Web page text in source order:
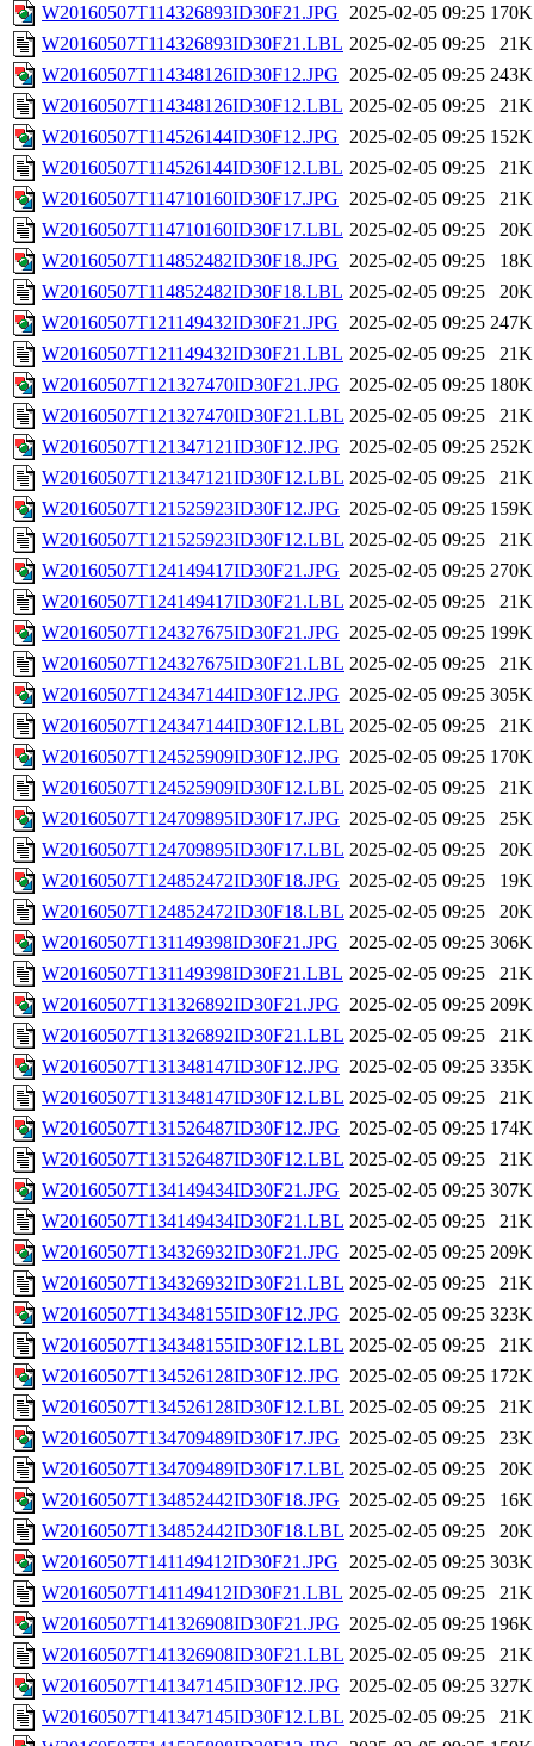
W20160507T114326893ID30F21.JPG 2025-02-05 09:25 170K
W20160507T114326893ID30F21.LBL 2025-02-05 09:25
21K
W20160507T114348126ID30F12.JPG 2025-02-05 09:25 243K
W20160507T114348126ID30F12.LBL 2025-02-05 09:25
21K
W20160507T114526144ID30F12.JPG 2025-02-05 09:25 152K
W20160507T114526144ID30F12.LBL 2025-02-05 09:25
21K
W20160507T114710160ID30F17.JPG 2025-02-05 09:25
21K
W20160507T114710160ID30F17.LBL 2025-02-05 09:25
20K
W20160507T114852482ID30F18.JPG 2025-02-05 09:25
18K
W20160507T114852482ID30F18.LBL 2025-02-05 09:25
20K
W20160507T121149432ID30F21.JPG 2025-02-05 09:25 247K
W20160507T121149432ID30F21.LBL 2025-02-05 09:25
21K
W20160507T121327470ID30F21.JPG 2025-02-05 09:25 180K
W20160507T121327470ID30F21.LBL 2025-02-05 09:25
21K
W20160507T121347121ID30F12.JPG 2025-02-05 09:25 252K
W20160507T121347121ID30F12.LBL 2025-02-05 09:25
21K
W20160507T121525923ID30F12.JPG 2025-02-05 09:25 159K
W20160507T121525923ID30F12.LBL 2025-02-05 09:25
21K
W20160507T124149417ID30F21.JPG 2025-02-05 09:25 270K
W20160507T124149417ID30F21.LBL 2025-02-05 09:25
21K
W20160507T124327675ID30F21.JPG 2025-02-05 09:25 199K
W20160507T124327675ID30F21.LBL 2025-02-05 09:25
21K
W20160507T124347144ID30F12.JPG 2025-02-05 09:25 305K
W20160507T124347144ID30F12.LBL 2025-02-05 09:25
21K
W20160507T124525909ID30F12.JPG 2025-02-05 09:25 170K
W20160507T124525909ID30F12.LBL 2025-02-05 09:25
21K
W20160507T124709895ID30F17.JPG 2025-02-05 09:25
25K
W20160507T124709895ID30F17.LBL 2025-02-05 09:25
20K
W20160507T124852472ID30F18.JPG 2025-02-05 09:25
19K
W20160507T124852472ID30F18.LBL 2025-02-05 09:25
20K
W20160507T131149398ID30F21.JPG 2025-02-05 09:25 306K
W20160507T131149398ID30F21.LBL 2025-02-05 09:25
21K
W20160507T131326892ID30F21.JPG 2025-02-05 09:25 209K
W20160507T131326892ID30F21.LBL 2025-02-05 09:25
21K
W20160507T131348147ID30F12.JPG 2025-02-05 09:25 335K
W20160507T131348147ID30F12.LBL 2025-02-05 09:25
21K
W20160507T131526487ID30F12.JPG 2025-02-05 09:25 174K
W20160507T131526487ID30F12.LBL 2025-02-05 09:25
21K
W20160507T134149434ID30F21.JPG 2025-02-05 09:25 307K
W20160507T134149434ID30F21.LBL 2025-02-05 09:25
21K
W20160507T134326932ID30F21.JPG 2025-02-05 09:25 209K
W20160507T134326932ID30F21.LBL 2025-02-05 09:25
21K
W20160507T134348155ID30F12.JPG 2025-02-05 09:25 323K
W20160507T134348155ID30F12.LBL 2025-02-05 09:25
21K
W20160507T134526128ID30F12.JPG 2025-02-05 09:25 172K
W20160507T134526128ID30F12.LBL 2025-02-05 09:25
21K
W20160507T134709489ID30F17.JPG 2025-02-05 09:25
23K
W20160507T134709489ID30F17.LBL 2025-02-05 09:25
20K
W20160507T134852442ID30F18.JPG 2025-02-05 09:25
16K
W20160507T134852442ID30F18.LBL 2025-02-05 09:25
20K
W20160507T141149412ID30F21.JPG 2025-02-05 09:25 303K
W20160507T141149412ID30F21.LBL 2025-02-05 09:25
21K
W20160507T141326908ID30F21.JPG 2025-02-05 09:25 196K
W20160507T141326908ID30F21.LBL 2025-02-05 09:25
21K
W20160507T141347145ID30F12.JPG 2025-02-05 09:25 327K
W20160507T141347145ID30F12.LBL 2025-02-05 09:25
21K